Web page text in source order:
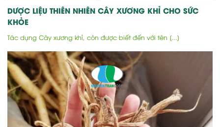
DƯỢC LIỆU THIÊN NHIÊN CÂY XƯƠNG KHỈ CHO SỨC
KHỎE
Tác dụng Cây xương khỉ, còn được biết đến với tên [...]